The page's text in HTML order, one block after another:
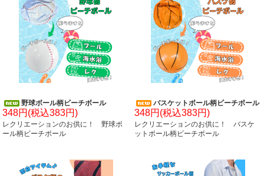
野球ボール柄ビーチボール
348円(税込383円)
レクリエーションのお供に！ 野球ボ
ール柄ビーチボール
バスケットボール柄ビーチボール
348円(税込383円)
レクリエーションのお供に！ バスケ
ットボール柄ビーチボール